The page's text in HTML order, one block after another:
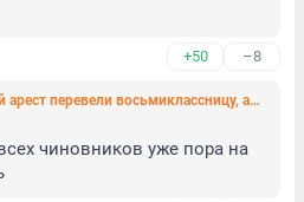
+50 –8
В Петербурге под домашний арест перевели восьмиклассницу, арестованную за фото основателя РДК* на школьном стенде
чиновников уже пора на